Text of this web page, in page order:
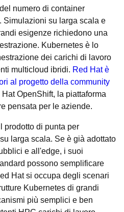
numero di container
Simulazioni su larga scala e
esigenze richiedono una
Kubernetes è lo
dei carichi di lavoro
multicloud ibridi. Red Hat è
al progetto della community
OpenShift, la piattaforma
pensata per le aziende.
prodotto di punta per
larga scala. Se è già adottato
e all'edge, i suoi
possono semplificare
Hat si occupa degli scenari
Kubernetes di grandi
più semplici e ben